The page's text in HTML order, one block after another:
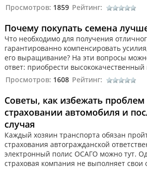
Просмотров: 1859 Рейтинг:
Почему покупать семена
Что необходимо для получения
гарантированно компенсировать
его выращивание? На эти вопросы
ответ: приобрести высококачественный
Просмотров: 1608 Рейтинг:
Советы, как избежать проблем
страховании автомобиля и
случая
Каждый хозяин транспорта обязан
страхования автогражданской
электронный полис ОСАГО можно тут.
страховая компания не выполняет свои